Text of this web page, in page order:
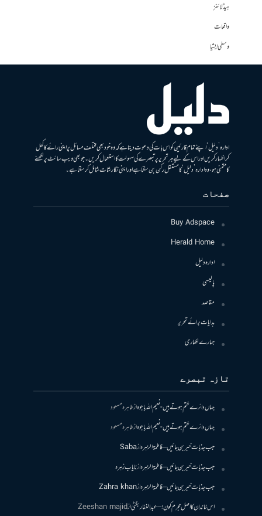
ہیڈلائنز
واقعات
وسطی ایشیا
ادارہ ’دلیل‘ اپنے تمام قارئین کو اس بات کی دعوت دیتا ہے کہ وہ خود بھی مختلف مسائل پر اپنی رائے کا کھل
کر اظہار کریں اور اس کے لیے ہر تحریر پر تبصرے کی سہولت کا استعمال کریں۔ جو بھی ویب سائٹ پر لکھنے
کا متمنی ہو، وہ ادارہ ’دلیل‘ کا مستقل رکن بن سکتا ہے اور اپنی نگارشات شامل کرسکتا ہے۔
صفحات
Buy Adspace
Herald Home
ادارہ دلیل
پالیسی
مقاصد
ہدایات برائے تحریر
ہمارے لکھاری
تازہ تبصرے
جہاں دائرے ختم ہوتے ہیں- نعیم اللہ باجوہازطاہرہ مسعود
جہاں دائرے ختم ہوتے ہیں- نعیم اللہ باجوہازطاہرہ مسعود
جب جذبات خبر بن جائیں – فاطمۃالزہرہازSaba
جب جذبات خبر بن جائیں – فاطمۃالزہرہازنایاب زہرہ
جب جذبات خبر بن جائیں – فاطمۃالزہرہازZahra khan
اس خاندان کا اصل مجرم کون! – عبدالغفار بگٹیازZeeshan majid